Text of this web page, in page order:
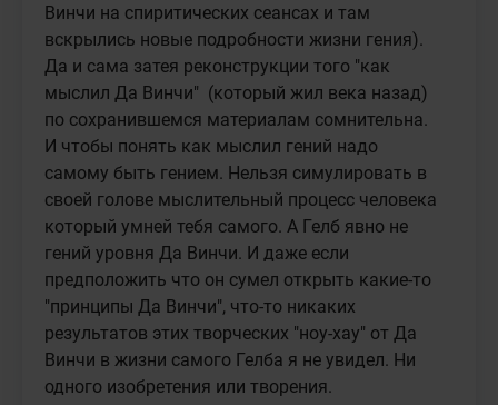
Винчи на спиритических сеансах и там
вскрылись новые подробности жизни гения).
Да и сама затея реконструкции того "как
мыслил Да Винчи"  (который жил века назад)
по сохранившемся материалам сомнительна.
И чтобы понять как мыслил гений надо
самому быть гением. Нельзя симулировать в
своей голове мыслительный процесс человека
который умней тебя самого. А Гелб явно не
гений уровня Да Винчи. И даже если
предположить что он сумел открыть какие-то
"принципы Да Винчи", что-то никаких
результатов этих творческих "ноу-хау" от Да
Винчи в жизни самого Гелба я не увидел. Ни
одного изобретения или творения.